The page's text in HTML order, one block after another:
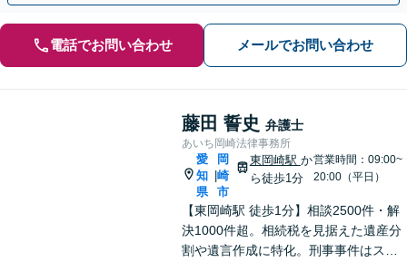
電話でお問い合わせ メールでお問い合わせ
藤田 誓史 弁護士
あいち岡崎法律事務所
愛
知
県
岡
崎
市
東岡崎駅 か
ら徒歩1分
営業時間：09:00~
20:00（平日）
【東岡崎駅 徒歩1分】相談2500件・解
決1000件超。相続税を見据えた遺産分
割や遺言作成に特化。刑事事件はスピ